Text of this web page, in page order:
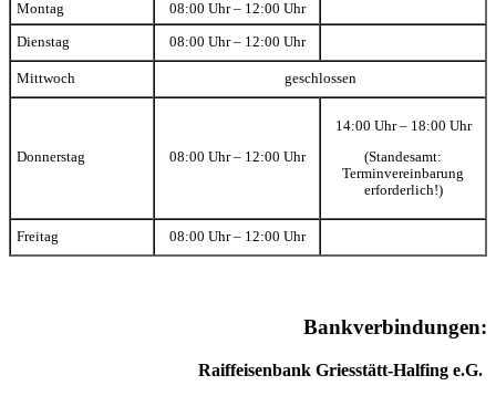
Montag 08:00 Uhr – 12:00 Uhr
Dienstag 08:00 Uhr – 12:00 Uhr
Mittwoch geschlossen
Donnerstag 08:00 Uhr – 12:00 Uhr
14:00 Uhr – 18:00 Uhr
(Standesamt:
Terminvereinbarung
erforderlich!)
Freitag 08:00 Uhr – 12:00 Uhr
Bankverbindungen:
Raiffeisenbank Griesstätt-Halfing e.G.